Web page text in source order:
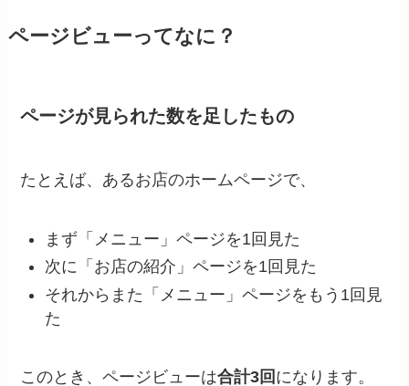
ページビューってなに？
ページが見られた数を足したもの
たとえば、あるお店のホームページで、
まず「メニュー」ページを1回見た
次に「お店の紹介」ページを1回見た
それからまた「メニュー」ページをもう1回見
た
このとき、ページビューは合計3回 になります。